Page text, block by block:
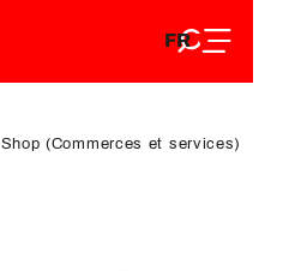
FR
EN
Shop (Commerces et services)